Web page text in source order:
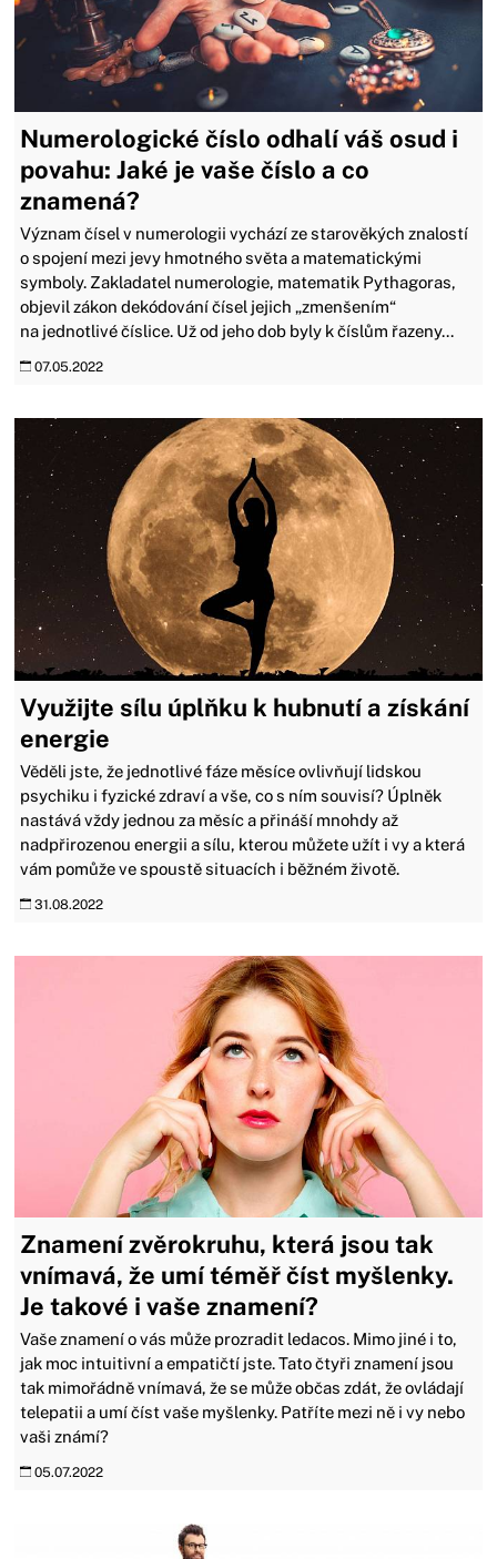
Numerologické číslo odhalí váš osud i
povahu: Jaké je vaše číslo a co
znamená?
Význam čísel v numerologii vychází ze starověkých znalostí
o spojení mezi jevy hmotného světa a matematickými
symboly. Zakladatel numerologie, matematik Pythagoras,
objevil zákon dekódování čísel jejich „zmenšením“
na jednotlivé číslice. Už od jeho dob byly k číslům řazeny...
07.05.2022
Využijte sílu úplňku k hubnutí a získání
energie
Věděli jste, že jednotlivé fáze měsíce ovlivňují lidskou
psychiku i fyzické zdraví a vše, co s ním souvisí? Úplněk
nastává vždy jednou za měsíc a přináší mnohdy až
nadpřirozenou energii a sílu, kterou můžete užít i vy a která
vám pomůže ve spoustě situacích i běžném životě.
31.08.2022
Znamení zvěrokruhu, která jsou tak
vnímavá, že umí téměř číst myšlenky.
Je takové i vaše znamení?
Vaše znamení o vás může prozradit ledacos. Mimo jiné i to,
jak moc intuitivní a empatičtí jste. Tato čtyři znamení jsou
tak mimořádně vnímavá, že se může občas zdát, že ovládají
telepatii a umí číst vaše myšlenky. Patříte mezi ně i vy nebo
vaši známí?
05.07.2022